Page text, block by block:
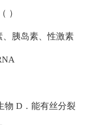
）
胰岛素、性激素
物 D．能有丝分裂